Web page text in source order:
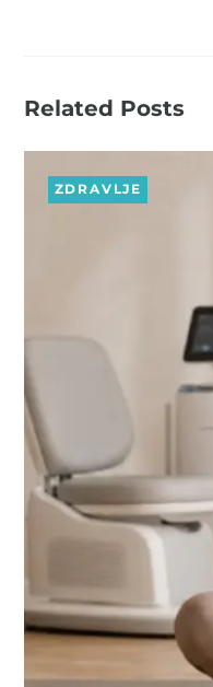
Related Posts
ZDRAVLJE